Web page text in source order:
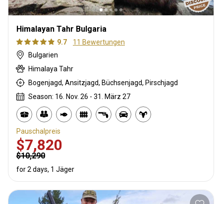
Himalayan Tahr Bulgaria
9.7
11 Bewertungen
Bulgarien
Himalaya Tahr
Bogenjagd, Ansitzjagd, Büchsenjagd, Pirschjagd
Season: 16. Nov. 26 - 31. März 27
Pauschalpreis
$7,820
$10,290
for 2 days, 1 Jäger